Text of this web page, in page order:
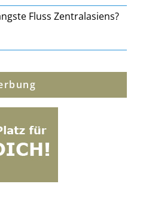
Fluss Zentralasiens?